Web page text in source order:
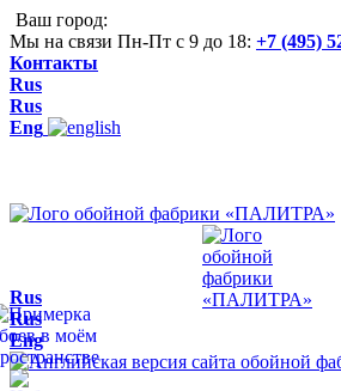
Ваш город:
Мы на связи Пн-Пт с 9 до 18: +7 (495)
Контакты
Rus
Rus
Eng
Rus
Rus
Eng